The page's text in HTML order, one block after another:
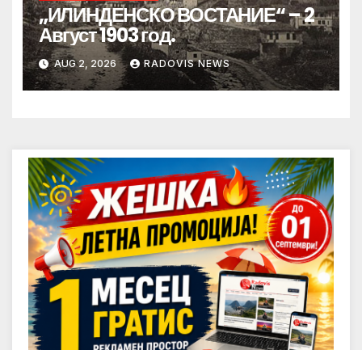
„ИЛИНДЕНСКО ВОСТАНИЕ“ – 2
Август 1903 год.
AUG 2, 2026 RADOVIS NEWS